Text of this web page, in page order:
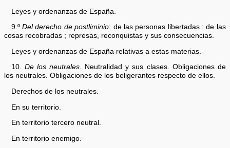
Leyes y ordenanzas de España.
9.ºDel derecho de postliminio: de las personas libertadas : de las
cosas recobradas ; represas, reconquistas y sus consecuencias.
Leyes y ordenanzas de España relativas a estas materias.
10. De los neutrales.
Neutralidad y sus clases. Obligaciones de
los neutrales. Obligaciones de los beligerantes respecto de ellos.
Derechos de los neutrales.
En su territorio.
En territorio tercero neutral.
En territorio enemigo.